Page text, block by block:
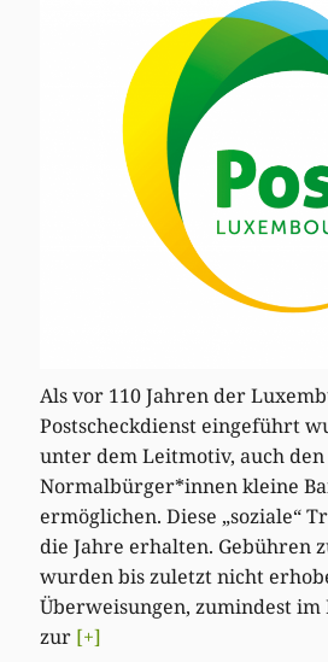
Als vor 110 Jahren der
Postscheckdienst eingeführt
unter dem Leitmotiv, auch den
Normalbürger*innen kleine
ermöglichen. Diese „soziale“
die Jahre erhalten. Gebühren
wurden bis zuletzt nicht
Überweisungen, zumindest
zur [+]